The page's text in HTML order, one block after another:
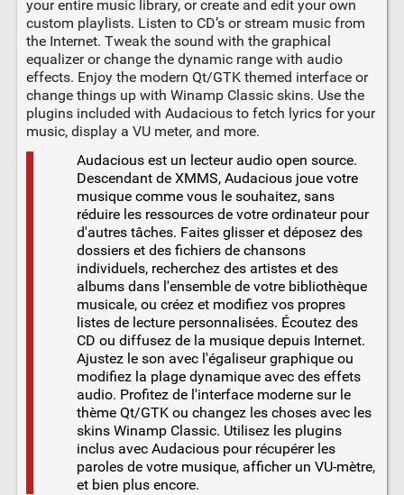
your entire music library, or create and edit your own
custom playlists. Listen to CD’s or stream music from
the Internet. Tweak the sound with the graphical
equalizer or change the dynamic range with audio
effects. Enjoy the modern Qt/GTK themed interface or
change things up with Winamp Classic skins. Use the
plugins included with Audacious to fetch lyrics for your
music, display a VU meter, and more.
Audacious est un lecteur audio open source.
Descendant de XMMS, Audacious joue votre
musique comme vous le souhaitez, sans
réduire les ressources de votre ordinateur pour
d'autres tâches. Faites glisser et déposez des
dossiers et des fichiers de chansons
individuels, recherchez des artistes et des
albums dans l'ensemble de votre bibliothèque
musicale, ou créez et modifiez vos propres
listes de lecture personnalisées. Écoutez des
CD ou diffusez de la musique depuis Internet.
Ajustez le son avec l'égaliseur graphique ou
modifiez la plage dynamique avec des effets
audio. Profitez de l'interface moderne sur le
thème Qt/GTK ou changez les choses avec les
skins Winamp Classic. Utilisez les plugins
inclus avec Audacious pour récupérer les
paroles de votre musique, afficher un VU-mètre,
et bien plus encore.